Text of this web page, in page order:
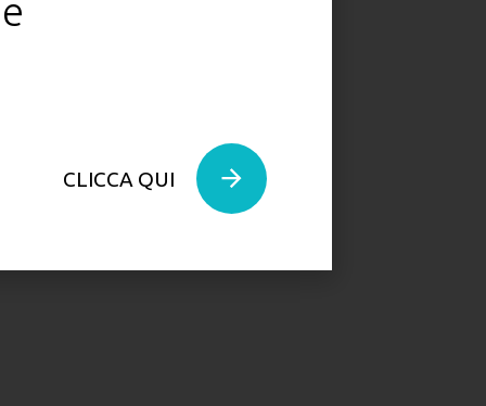
CLICCA QUI